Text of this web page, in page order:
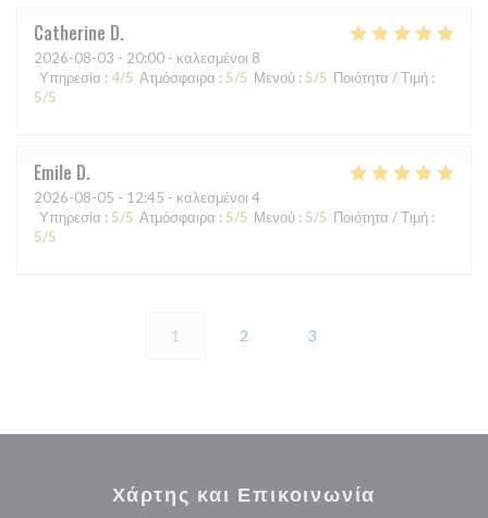
Catherine D
2026-08-03 - 20:00 - καλεσμένοι 8
Υπηρεσία : 4/5 Ατμόσφαιρα : 5/5 Μενού : 5/5 Ποιότητα / Τιμή :
5/5
Emile D
2026-08-05 - 12:45 - καλεσμένοι 4
Υπηρεσία : 5/5 Ατμόσφαιρα : 5/5 Μενού : 5/5 Ποιότητα / Τιμή :
5/5
1 2 3
Χάρτης και Επικοινωνία